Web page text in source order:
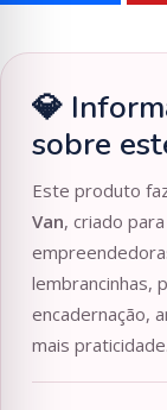
💎
sobre
Este produto
Van, criado
lembrancinhas,
encadernação,
mais praticidade.